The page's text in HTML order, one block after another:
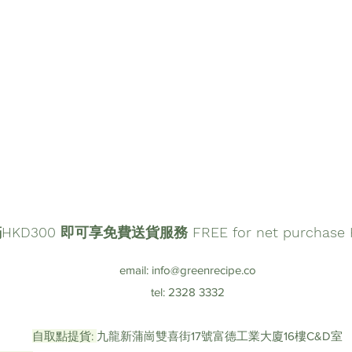
即可享免費送貨服務 FREE for net
email: info@greenrecipe.co
tel: 2328 3332
自取點提貨: 九龍新蒲崗雙喜街17號富德工業大廈16樓C&D室